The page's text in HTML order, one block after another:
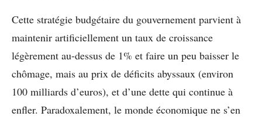
Cette stratégie budgétaire du gouvernement parvient à
maintenir artificiellement un taux de croissance
légèrement au-dessus de 1% et faire un peu baisser le
chômage, mais au prix de déficits abyssaux (environ
100 milliards d’euros), et d’une dette qui continue à
enfler. Paradoxalement, le monde économique ne s’en